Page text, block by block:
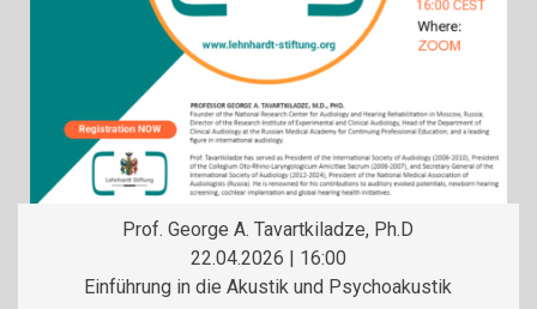
Prof. George A. Tavartkiladze, Ph.D
22.04.2026 | 16:00
Einführung in die Akustik und Psychoakustik